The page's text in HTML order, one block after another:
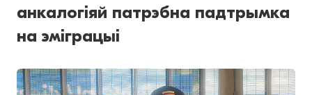
анкалогіяй патрэбна падтрымка
на эміграцыі